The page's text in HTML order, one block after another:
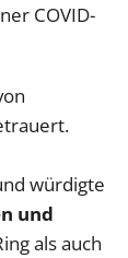
COVID-
würdigte
und
als auch